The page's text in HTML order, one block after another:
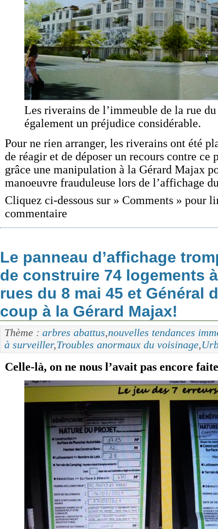
Les riverains de l’immeuble de la rue
également un préjudice considérable.
Pour ne rien arranger, les riverains ont été
de réagir et de déposer un recours contre ce
grâce une manipulation à la Gérard Majax
manoeuvre frauduleuse lors de l’affichage
Cliquez ci-dessous sur » Comments » pour
commentaire
Le panneau d’affichage
de construire 74 logements
rues du 8 mai 45 et Général
coup à la Gérard Majax!
Thème : arbres abattus,nouvelles tendances
à surveiller,Troubles anormaux du voisinage,
Celle-là, on ne nous l’avait pas encore